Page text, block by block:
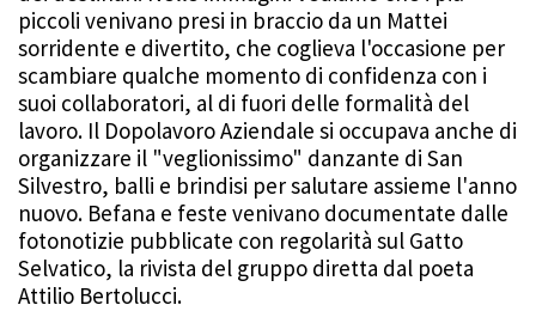
piccoli venivano presi in braccio da un Mattei
sorridente e divertito, che coglieva l'occasione per
scambiare qualche momento di confidenza con i
suoi collaboratori, al di fuori delle formalità del
lavoro. Il Dopolavoro Aziendale si occupava anche di
organizzare il "veglionissimo" danzante di San
Silvestro, balli e brindisi per salutare assieme l'anno
nuovo. Befana e feste venivano documentate dalle
fotonotizie pubblicate con regolarità sul Gatto
Selvatico, la rivista del gruppo diretta dal poeta
Attilio Bertolucci.